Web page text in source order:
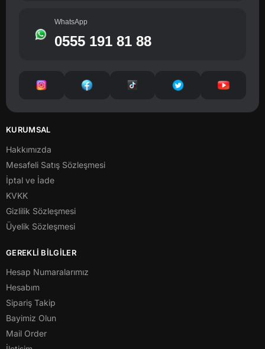
WhatsApp
0555 191 81 88
KURUMSAL
Hakkımızda
Mesafeli Satış Sözleşmesi
İptal ve İade
KVKK
Gizlilik Sözleşmesi
Üyelik Sözleşmesi
GEREKLİ BİLGİLER
Hesap Numaralarımız
Hesabım
Sipariş Takip
Bayimiz Olun
Mail Order